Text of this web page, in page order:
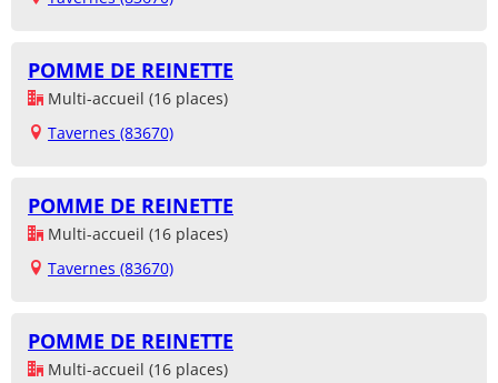
POMME DE REINETTE
Multi-accueil (16 places)
Tavernes (83670)
POMME DE REINETTE
Multi-accueil (16 places)
Tavernes (83670)
POMME DE REINETTE
Multi-accueil (16 places)